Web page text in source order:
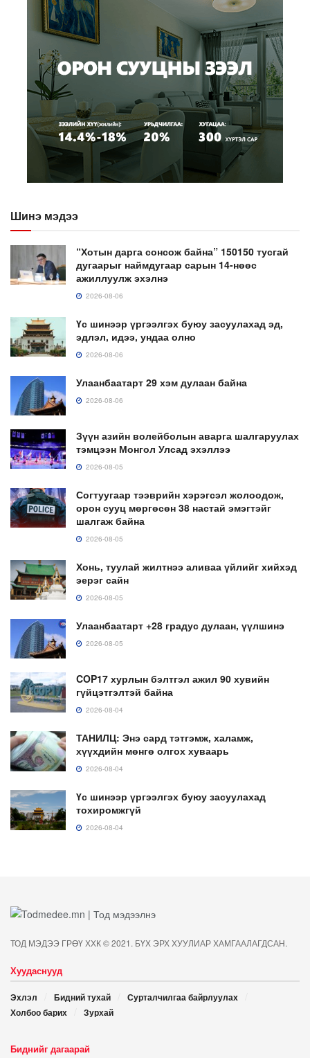
Шинэ мэдээ
“Хотын дарга сонсож байна” 150150 тусгай
дугаарыг наймдугаар сарын 14-нөөс
ажиллуулж эхэлнэ
2026-08-06
Үс шинээр үргээлгэх буюу засуулахад эд,
эдлэл, идээ, ундаа олно
2026-08-06
Улаанбаатарт 29 хэм дулаан байна
2026-08-06
Зүүн азийн волейболын аварга шалгаруулах
тэмцээн Монгол Улсад эхэллээ
2026-08-05
Согтуугаар тээврийн хэрэгсэл жолоодож,
орон сууц мөргөсөн 38 настай эмэгтэйг
шалгаж байна
2026-08-05
Хонь, туулай жилтнээ аливаа үйлийг хийхэд
эерэг сайн
2026-08-05
Улаанбаатарт +28 градус дулаан, үүлшинэ
2026-08-05
COP17 хурлын бэлтгэл ажил 90 хувийн
гүйцэтгэлтэй байна
2026-08-04
ТАНИЛЦ: Энэ сард тэтгэмж, халамж,
хүүхдийн мөнгө олгох хуваарь
2026-08-04
Үс шинээр үргээлгэх буюу засуулахад
тохиромжгүй
2026-08-04
ТОД МЭДЭЭ ГРӨҮ ХХК © 2021. БҮХ ЭРХ ХУУЛИАР ХАМГААЛАГДСАН.
Хуудаснууд
Эхлэл Бидний тухай
Сурталчилгаа байрлуулах
Холбоо барих
Зурхай
Биднийг дагаарай